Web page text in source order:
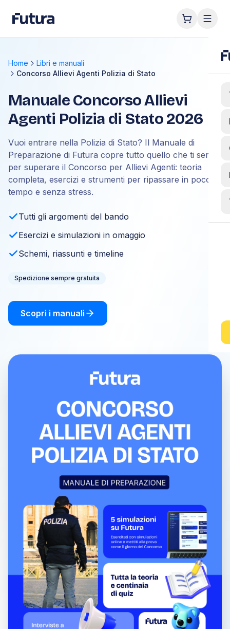
Home
Libri e manuali
Concorso Allievi Agenti Polizia di Stato
Manuale Concorso Allievi
Agenti Polizia di Stato 2026
Vuoi entrare nella Polizia di Stato? Il Manuale di
Preparazione di Futura copre tutto quello che ti serve
per superare il Concorso per Allievi Agenti: teoria
completa, esercizi e strumenti per ripassare in poco
tempo e senza stress.
Tutti gli argomenti del bando
Esercizi e simulazioni in omaggio
Schemi, riassunti e timeline
Spedizione sempre gratuita
Scopri i manuali